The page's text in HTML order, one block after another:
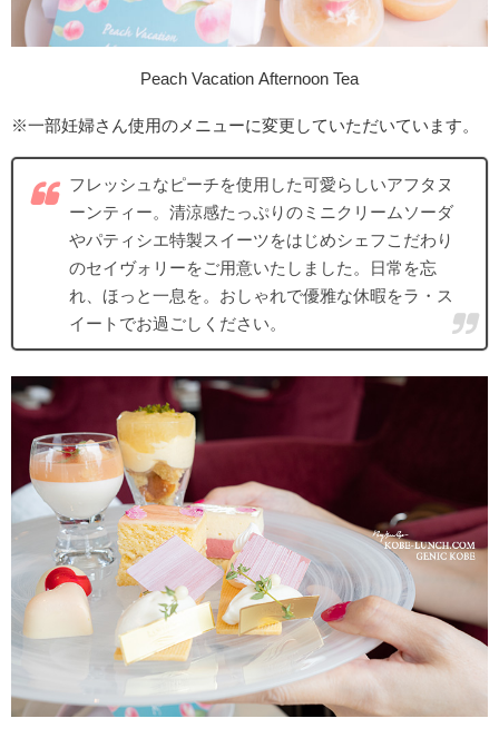
Peach Vacation Afternoon Tea
※一部妊婦さん使用のメニューに変更していただいています。
フレッシュなピーチを使用した可愛らしいアフタヌ
ーンティー。清涼感たっぷりのミニクリームソーダ
やパティシエ特製スイーツをはじめシェフこだわり
のセイヴォリーをご用意いたしました。日常を忘
れ、ほっと一息を。おしゃれで優雅な休暇をラ・ス
イートでお過ごしください。